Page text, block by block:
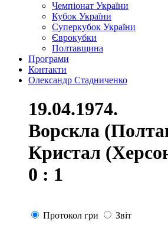
Чемпіонат України
Кубок України
Суперкубок України
Єврокубки
Полтавщина
Програми
Контакти
Олександр Стадниченко
19.04.1974.
Ворскла
Кристал
0 : 1
Протокол гри Звіт